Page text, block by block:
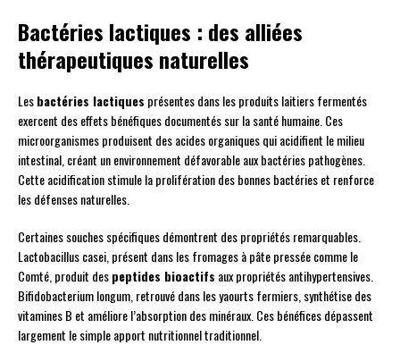
Bactéries lactiques : des alliées
thérapeutiques naturelles
Lesbactéries lactiques présentes dans les produits laitiers fermentés
exercent des effets bénéfiques documentés sur la santé humaine. Ces
microorganismes produisent des acides organiques qui acidifient le milieu
intestinal, créant un environnement défavorable aux bactéries pathogènes.
Cette acidification stimule la prolifération des bonnes bactéries et renforce
les défenses naturelles.
Certaines souches spécifiques démontrent des propriétés remarquables.
Lactobacillus casei, présent dans les fromages à pâte pressée comme le
Comté, produit despeptides bioactifs aux propriétés antihypertensives.
Bifidobacterium longum, retrouvé dans les yaourts fermiers, synthétise des
vitamines B et améliore l’absorption des minéraux. Ces bénéfices dépassent
largement le simple apport nutritionnel traditionnel.